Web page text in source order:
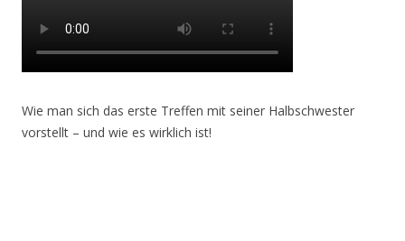
Wie man sich das erste Treffen mit seiner Halbschwester
vorstellt – und wie es wirklich ist!